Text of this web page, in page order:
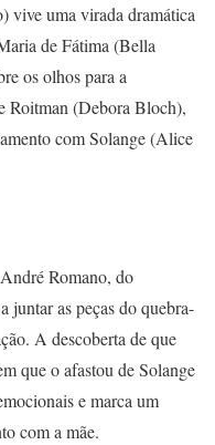
uma virada dramática
de Fátima (Bella
os olhos para a
Roitman (Debora Bloch),
com Solange (Alice
Romano, do
juntar as peças do quebra-
A descoberta de que
que o afastou de Solange
e marca um
com a mãe.